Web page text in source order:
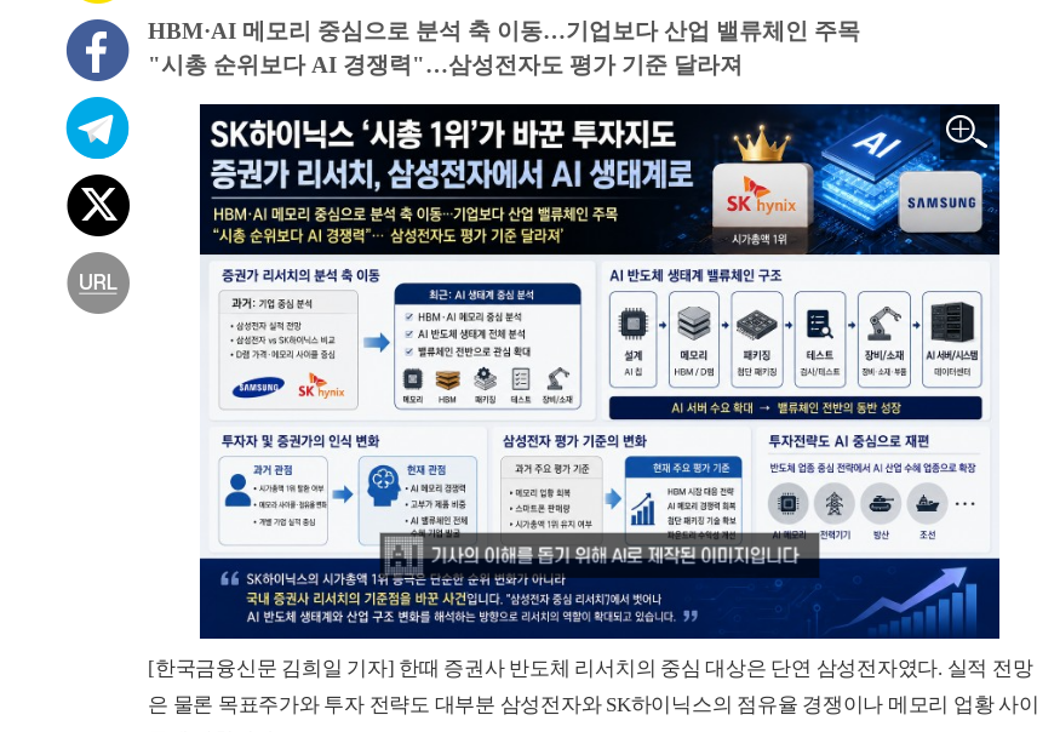
HBM·AI 메모리 중심으로 분석 축 이동…기업보다 산업 밸류체인 주목
"시총 순위보다 AI 경쟁력"…삼성전자도 평가 기준 달라져
[한국금융신문 김희일 기자] 한때 증권사 반도체 리서치의 중심 대상은 단연 삼성전자였다. 실적 전망
은 물론 목표주가와 투자 전략도 대부분 삼성전자와 SK하이닉스의 점유율 경쟁이나 메모리 업황 사이